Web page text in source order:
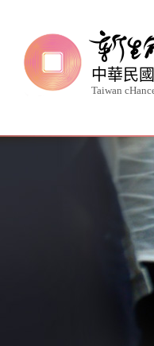
中華民
Taiwan